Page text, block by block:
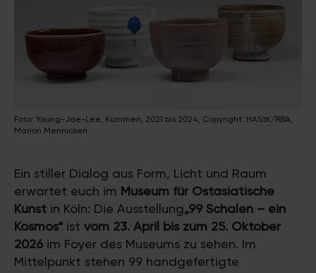
Foto: Young-Jae-Lee, Kummen, 2021 bis 2024, Copyright: HAStK/RBA,
Marion Mennicken.
Ein stiller Dialog aus Form, Licht und Raum
erwartet euch im Museum für Ostasiatische
Kunst in Köln: Die Ausstellung„99 Schalen – ein
Kosmos“ ist vom 23. April bis zum 25. Oktober
2026 im Foyer des Museums zu sehen. Im
Mittelpunkt stehen 99 handgefertigte